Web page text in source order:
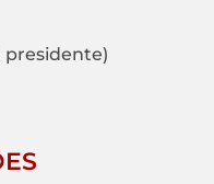
presidente)